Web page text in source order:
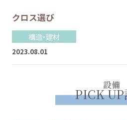
クロス選び
構造・建材
2023.08.01
設備
PICK